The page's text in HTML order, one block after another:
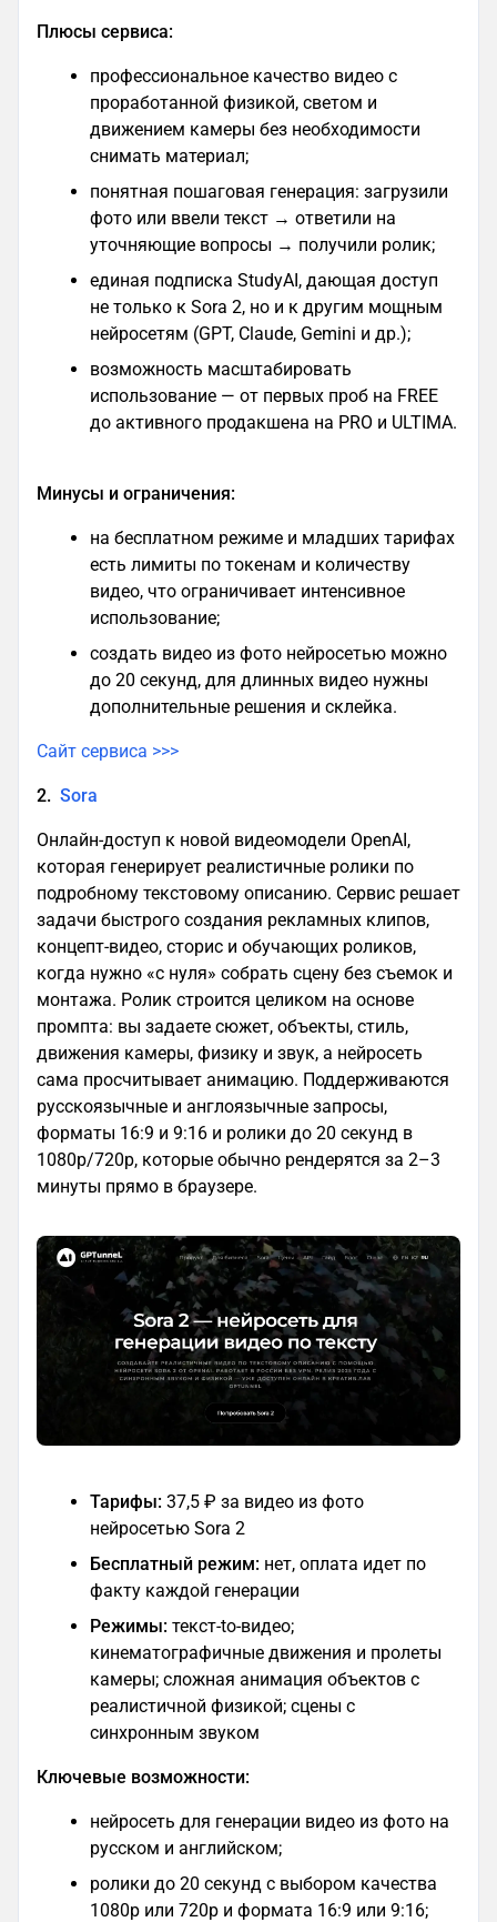
Плюсы сервиса:
профессиональное качество видео с
проработанной физикой, светом и
движением камеры без необходимости
снимать материал;
понятная пошаговая генерация: загрузили
фото или ввели текст → ответили на
уточняющие вопросы → получили ролик;
единая подписка StudyAI, дающая доступ
не только к Sora 2, но и к другим мощным
нейросетям (GPT, Claude, Gemini и др.);
возможность масштабировать
использование — от первых проб на FREE
до активного продакшена на PRO и ULTIMA.
Минусы и ограничения:
на бесплатном режиме и младших тарифах
есть лимиты по токенам и количеству
видео, что ограничивает интенсивное
использование;
создать видео из фото нейросетью можно
до 20 секунд, для длинных видео нужны
дополнительные решения и склейка.
Сайт сервиса >>>
2. Sora
Онлайн-доступ к новой видеомодели OpenAI,
которая генерирует реалистичные ролики по
подробному текстовому описанию. Сервис решает
задачи быстрого создания рекламных клипов,
концепт-видео, сторис и обучающих роликов,
когда нужно «с нуля» собрать сцену без съемок и
монтажа. Ролик строится целиком на основе
промпта: вы задаете сюжет, объекты, стиль,
движения камеры, физику и звук, а нейросеть
сама просчитывает анимацию. Поддерживаются
русскоязычные и англоязычные запросы,
форматы 16:9 и 9:16 и ролики до 20 секунд в
1080p/720p, которые обычно рендерятся за 2–3
минуты прямо в браузере.
Тарифы: 37,5 ₽ за видео из фото
нейросетью Sora 2
Бесплатный режим: нет, оплата идет по
факту каждой генерации
Режимы: текст-to-видео;
кинематографичные движения и пролеты
камеры; сложная анимация объектов с
реалистичной физикой; сцены с
синхронным звуком
Ключевые возможности:
нейросеть для генерации видео из фото на
русском и английском;
ролики до 20 секунд с выбором качества
1080p или 720p и формата 16:9 или 9:16;